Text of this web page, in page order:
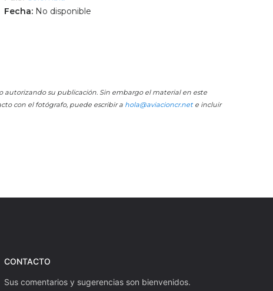
Fecha: No disponible
su publicación. Sin embargo el material en este
con el fotógrafo, puede escribir a hola@aviacioncr.nete incluir
CONTACTO
Sus comentarios y sugerencias son bienvenidos.